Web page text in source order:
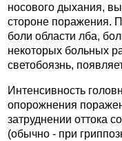
носового дыхания,
стороне поражения.
боли области лба,
некоторых больных
светобоязнь,
Интенсивность
опорожнения
затруднении оттока
(обычно - при